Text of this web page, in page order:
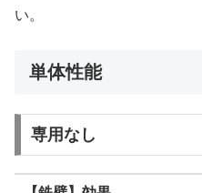
い。
単体性能
専用なし